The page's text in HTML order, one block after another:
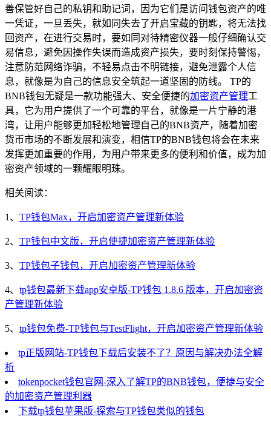
善保管好自己的私钥和助记词，因为它们是访问钱包资产的唯
一凭证，一旦丢失，就如同失去了开启宝藏的钥匙，将无法找
回资产，在进行交易时，要如同对待精密仪器一般仔细确认交
易信息，避免因操作失误而造成资产损失，要时刻保持警惕，
注意防范网络诈骗，不轻易点击不明链接，避免泄露个人信
息，就像是为自己的信息安全筑起一道坚固的防线。 TP的
BNB钱包无疑是一款功能强大、安全便捷的加密资产管理工
具，它为用户提供了一个可靠的平台，就像是一片宁静的港
湾，让用户能够更加轻松地管理自己的BNB资产，随着加密
货币市场的不断发展和演变，相信TP的BNB钱包将会在未来
发挥更加重要的作用，为用户带来更多的便利和价值，成为加
密资产领域的一颗耀眼明珠。
相关阅读：
1、 TP钱包Max，开启加密资产管理新体验
2、 TP钱包中文版，开启便捷加密资产管理新体验
3、 TP钱包子钱包，开启加密资产管理新体验
4、 tp钱包最新下载app安卓版-TP钱包 1.8.6 版本，开启加密资
产管理新体验
5、 tp钱包免费-TP钱包与TestFlight，开启加密资产管理新体验
tp正版网站-TP钱包下载后安装不了？原因与解决办法全解
析
tokenpocket钱包官网-深入了解TP的BNB钱包，便捷与安全
的加密资产管理利器
下载tp钱包苹果版-探索与TP钱包类似的钱包